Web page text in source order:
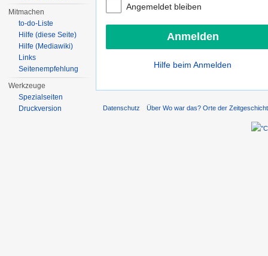
Angemeldet bleiben
Hilfe beim Anmelden
Mitmachen
to-do-Liste
Hilfe (diese Seite)
Hilfe (Mediawiki)
Links
Seitenempfehlung
Werkzeuge
Spezialseiten
Druckversion
Datenschutz Über Wo war das? Orte der